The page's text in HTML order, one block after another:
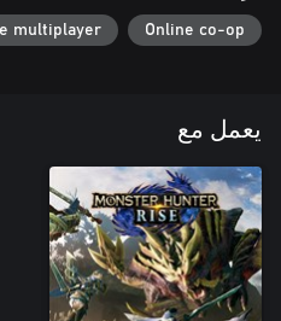
Online co-op
multiplayer
يعمل مع